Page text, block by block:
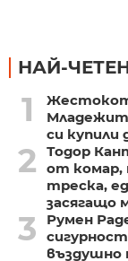
НАЙ-
1
си купили
2
Тодор
от комар,
треска,
засягащо
3
Румен
въздушно